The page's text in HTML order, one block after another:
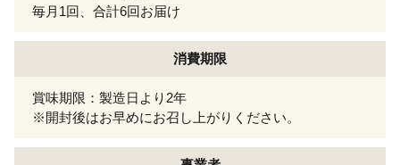
毎月1回、合計6回お届け
消費期限
賞味期限：製造日より2年
※開封後はお早めにお召し上がりください。